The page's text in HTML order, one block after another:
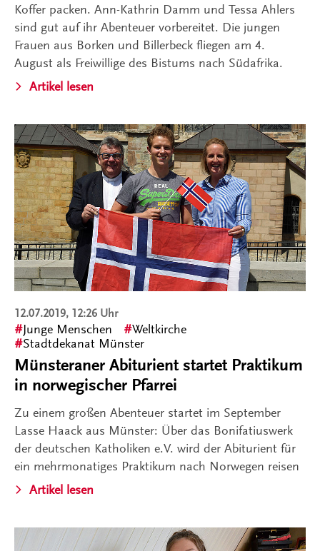
Koffer packen. Ann-Kathrin Damm und Tessa Ahlers
sind gut auf ihr Abenteuer vorbereitet. Die jungen
Frauen aus Borken und Billerbeck fliegen am 4.
August als Freiwillige des Bistums nach Südafrika.
Artikel lesen
12.07.2019, 12:26 Uhr
Junge Menschen
Weltkirche
Stadtdekanat Münster
Münsteraner Abiturient startet Praktikum
in norwegischer Pfarrei
Zu einem großen Abenteuer startet im September
Lasse Haack aus Münster: Über das Bonifatiuswerk
der deutschen Katholiken e.V. wird der Abiturient für
ein mehrmonatiges Praktikum nach Norwegen reisen
Artikel lesen